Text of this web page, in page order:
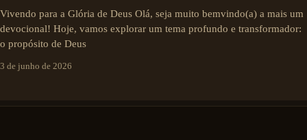
Vivendo para a Glória de Deus Olá, seja muito bemvindo(a) a mais um
devocional! Hoje, vamos explorar um tema profundo e transformador:
o propósito de Deus
3 de junho de 2026